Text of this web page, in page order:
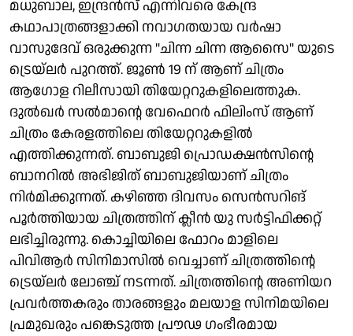
മധുബാല, ഇന്ദ്രൻസ് എന്നിവരെ കേന്ദ്ര
കഥാപാത്രങ്ങളാക്കി നവാഗതയായ വർഷാ
വാസുദേവ് ഒരുക്കുന്ന "ചിന്ന ചിന്ന ആസൈ" യുടെ
ട്രെയ്‌ലർ പുറത്ത്. ജൂൺ 19 ന് ആണ് ചിത്രം
ആഗോള റിലീസായി തിയേറ്ററുകളിലെത്തുക.
ദുൽഖർ സൽമാൻ്റെ വേഫെറർ ഫിലിംസ് ആണ്
ചിത്രം കേരളത്തിലെ തിയേറ്ററുകളിൽ
എത്തിക്കുന്നത്. ബാബുജി പ്രൊഡക്ഷൻസിന്റെ
ബാനറിൽ അഭിജിത് ബാബുജിയാണ് ചിത്രം
നിർമിക്കുന്നത്. കഴിഞ്ഞ ദിവസം സെൻസറിങ്
പൂർത്തിയായ ചിത്രത്തിന് ക്ലീൻ യു സർട്ടിഫിക്കറ്റ്
ലഭിച്ചിരുന്നു. കൊച്ചിയിലെ ഫോറം മാളിലെ
പിവിആർ സിനിമാസിൽ വെച്ചാണ് ചിത്രത്തിൻ്റെ
ട്രെയ്‌ലർ ലോഞ്ച് നടന്നത്. ചിത്രത്തിൻ്റെ അണിയറ
പ്രവർത്തകരും താരങ്ങളും മലയാള സിനിമയിലെ
പ്രമുഖരും പങ്കെടുത്ത പ്രൗഢ ഗംഭീരമായ